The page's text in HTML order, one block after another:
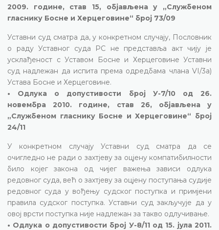
2009. године, став 15, објављена у „Службеном
гласнику Босне и Херцеговине“ број 73/09
Уставни суд сматра да, у конкретном случају, Пословник
о раду Уставног суда РС не представља акт чију је
усклађеност с Уставом Босне и Херцеговине Уставни
суд надлежан да испита према одредбама члана VI/3а)
Устава Босне и Херцеговине.
• Одлука о допустивости број У-7/10 од 26.
новембра 2010. године, став 26, објављена у
„Службеном гласнику Босне и Херцеговине“ број
24/11
У конкретном случају Уставни суд сматра да се
очигледно не ради о захтјеву за оцјену компатибилности
било којег закона од чијег важења зависи одлука
редовног суда, већ о захтјеву за оцјену поступања судије
редовног суда у вођењу судског поступка и примјени
правила судског поступка. Уставни суд закључује да у
овој врсти поступка није надлежан за такво одлучивање.
• Одлука о допустивости број У-8/11 од 15. јула 2011.